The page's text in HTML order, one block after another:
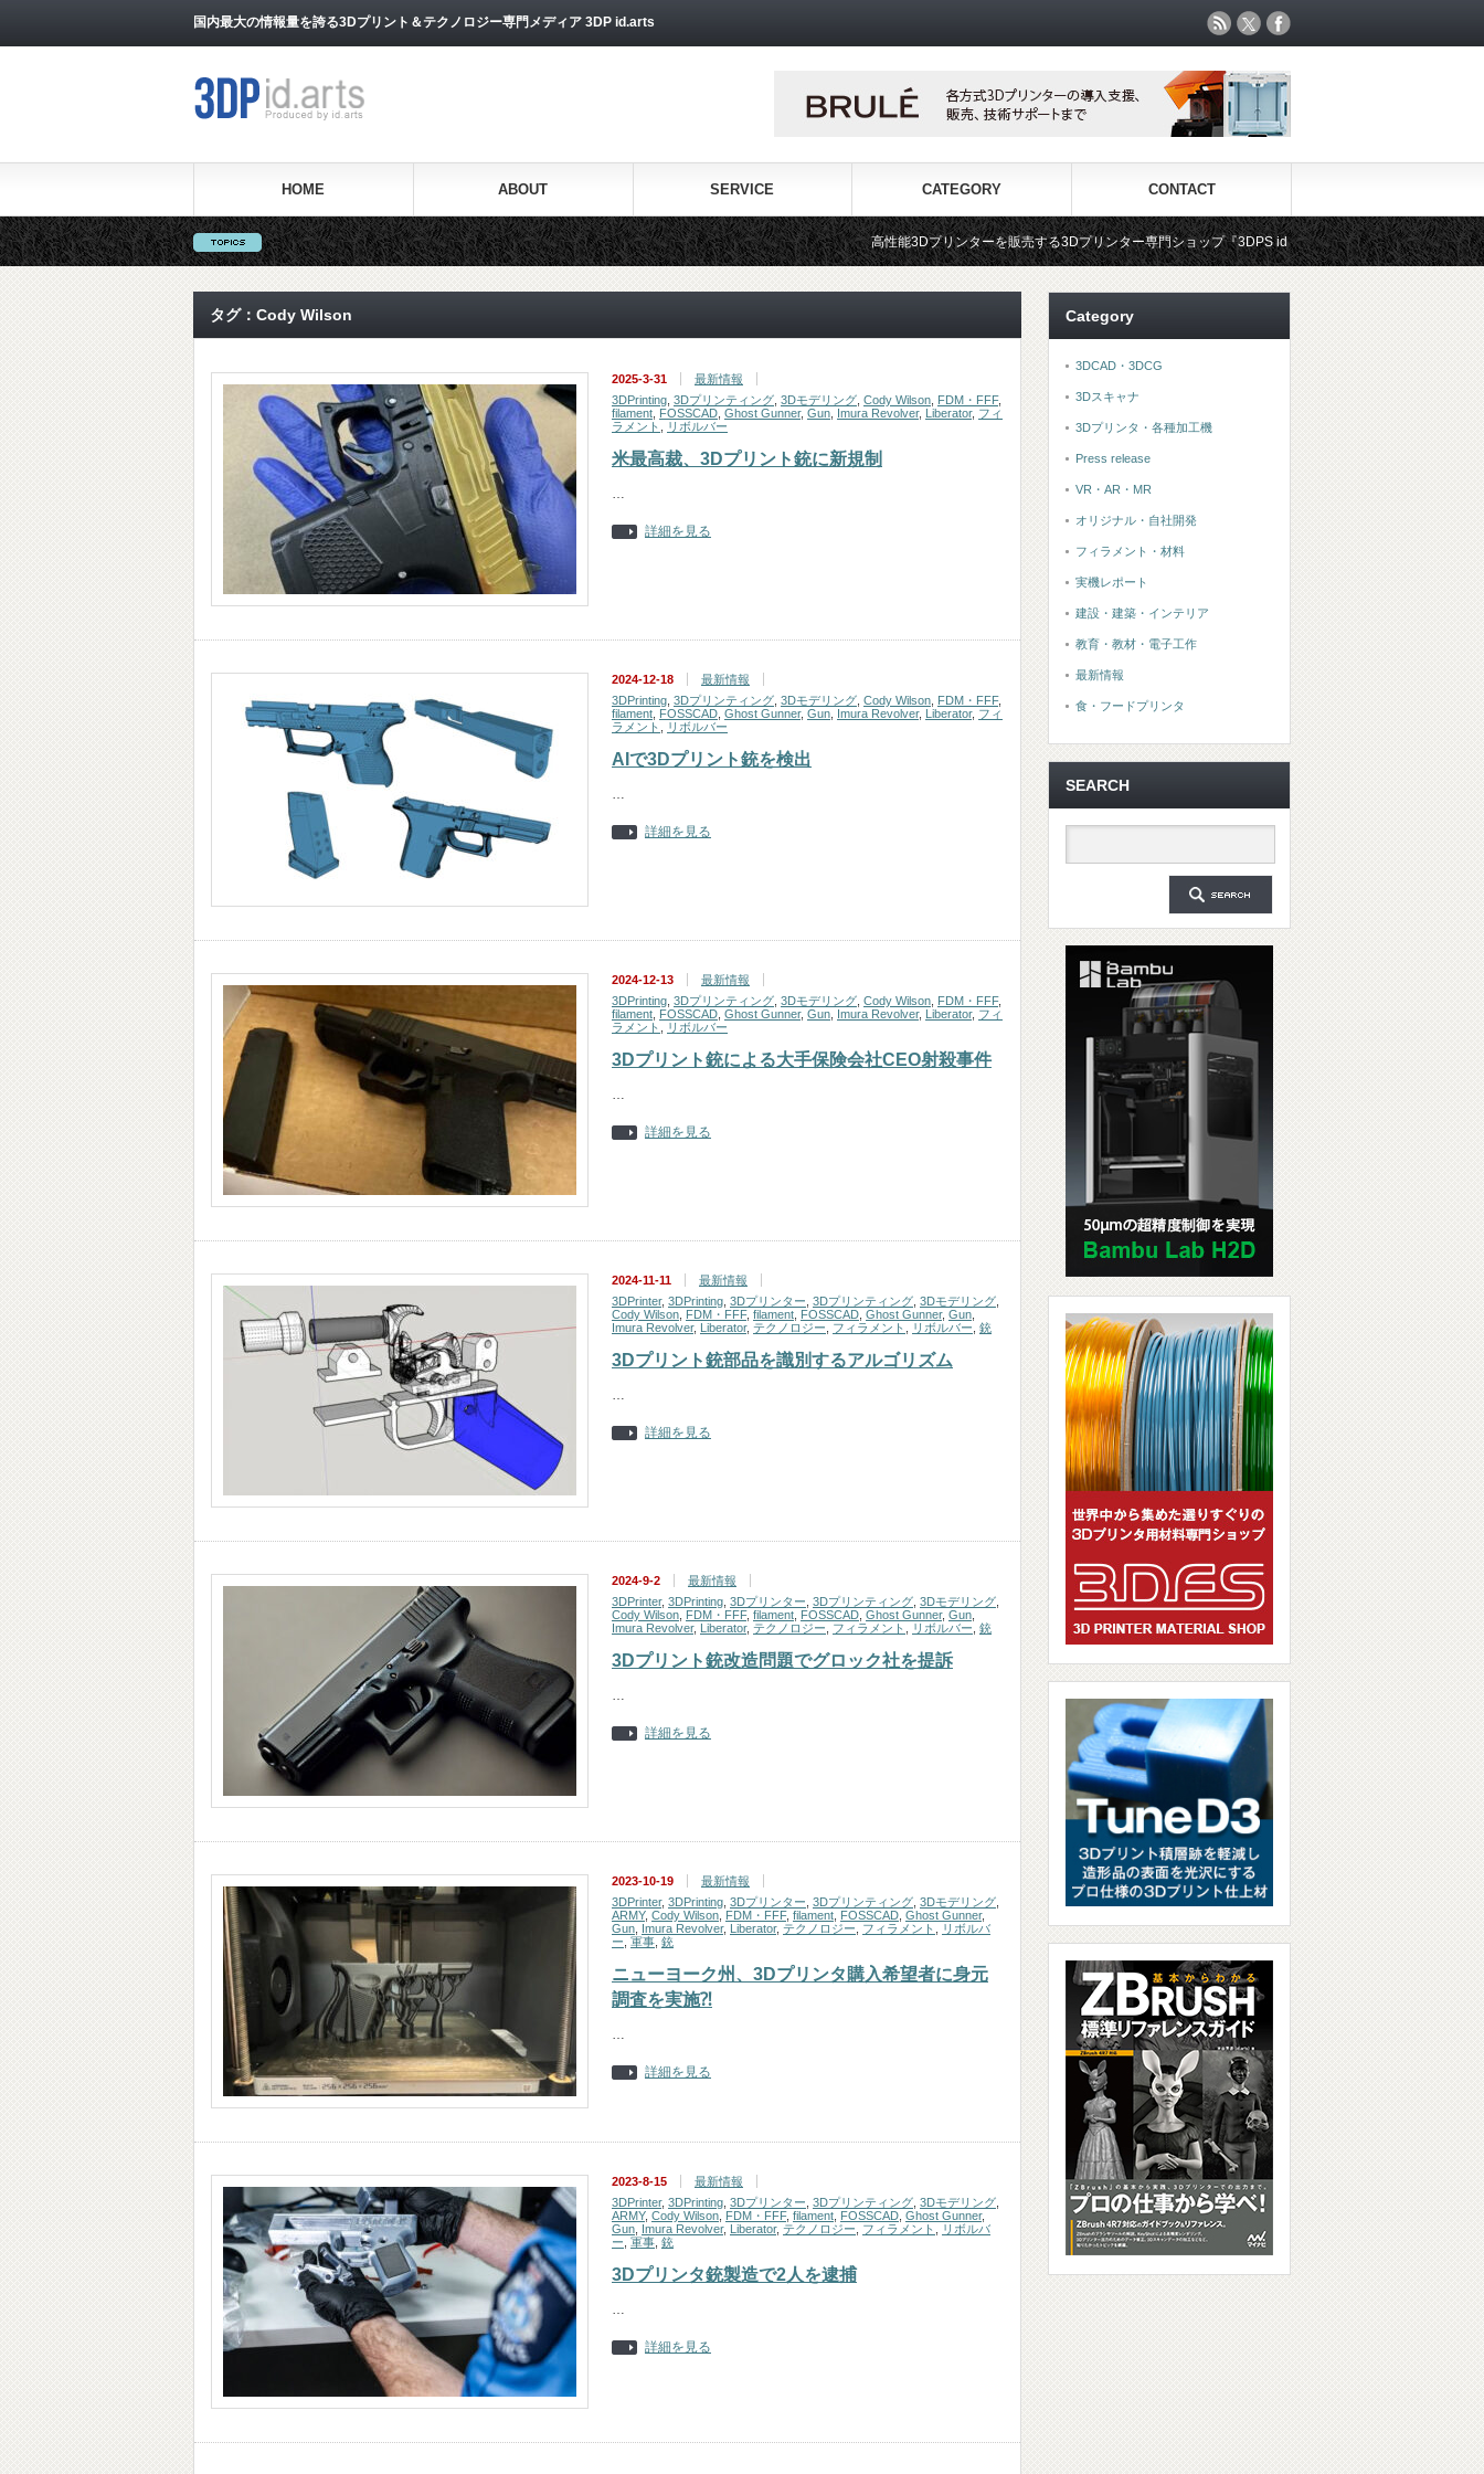
国内最大の情報量を誇る3Dプリント＆テクノロジー専門メディア 3DP id.arts
HOME ABOUT SERVICE CATEGORY CONTACT
高性能3Dプリンターを販売する3Dプリンター専門ショップ『3DPS id.arts』 3Dプリンタ用材料専門ショ
タグ：Cody Wilson
2025-3-31
最新情報
3DPrinting 3Dプリンティング 3Dモデリング Cody Wilson FDM・FFF,
filament FOSSCAD Ghost Gunner, Gun Imura Revolver, Liberator, フィ
ラメント
リボルバー
米最高裁、3Dプリント銃に新規制
…
詳細を見る
2024-12-18
最新情報
3DPrinting 3Dプリンティング 3Dモデリング Cody Wilson FDM・FFF,
filament FOSSCAD Ghost Gunner, Gun Imura Revolver, Liberator, フィ
ラメント
リボルバー
AIで3Dプリント銃を検出
…
詳細を見る
2024-12-13
最新情報
3DPrinting 3Dプリンティング 3Dモデリング Cody Wilson FDM・FFF,
filament FOSSCAD Ghost Gunner, Gun Imura Revolver, Liberator, フィ
ラメント
リボルバー
3Dプリント銃による大手保険会社CEO射殺事件
…
詳細を見る
2024-11-11
最新情報
3DPrinter, 3DPrinting 3Dプリンター 3Dプリンティング 3Dモデリング
Cody Wilson FDM・FFF, filament FOSSCAD Ghost Gunner, Gun
Imura Revolver, Liberator, テクノロジー フィラメント リボルバー 銃
3Dプリント銃部品を識別するアルゴリズム
…
詳細を見る
2024-9-2
最新情報
3DPrinter, 3DPrinting 3Dプリンター 3Dプリンティング 3Dモデリング
Cody Wilson FDM・FFF, filament FOSSCAD Ghost Gunner, Gun
Imura Revolver, Liberator, テクノロジー フィラメント リボルバー 銃
3Dプリント銃改造問題でグロック社を提訴
…
詳細を見る
2023-10-19
最新情報
3DPrinter, 3DPrinting 3Dプリンター 3Dプリンティング 3Dモデリング
ARMY, Cody Wilson FDM・FFF, filament FOSSCAD Ghost Gunner,
Gun Imura Revolver, Liberator, テクノロジー フィラメント
リボルバ
ー 軍事 銃
ニューヨーク州、3Dプリンタ購入希望者に身元
調査を実施⁈
…
詳細を見る
2023-8-15
最新情報
3DPrinter, 3DPrinting 3Dプリンター 3Dプリンティング 3Dモデリング
ARMY, Cody Wilson FDM・FFF, filament FOSSCAD Ghost Gunner,
Gun Imura Revolver, Liberator, テクノロジー フィラメント
リボルバ
ー 軍事 銃
3Dプリンタ銃製造で2人を逮捕
…
詳細を見る
Category
3DCAD・3DCG
3Dスキャナ
3Dプリンタ・各種加工機
Press release
VR・AR・MR
オリジナル・自社開発
フィラメント・材料
実機レポート
建設・建築・インテリア
教育・教材・電子工作
最新情報
食・フードプリンタ
SEARCH